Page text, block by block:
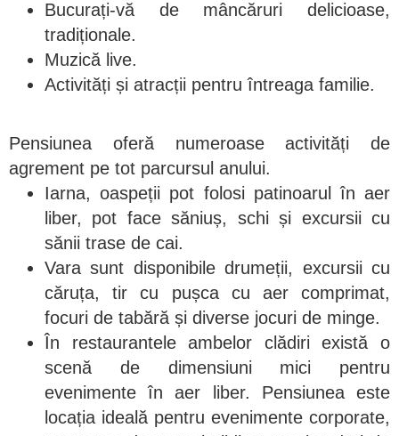
Bucurați-vă de mâncăruri delicioase,
tradiționale.
Muzică live.
Activități și atracții pentru întreaga familie.
Pensiunea oferă numeroase activități de
agrement pe tot parcursul anului.
Iarna, oaspeții pot folosi patinoarul în aer
liber, pot face săniuș, schi și excursii cu
sănii trase de cai.
Vara sunt disponibile drumeții, excursii cu
căruța, tir cu pușca cu aer comprimat,
focuri de tabără și diverse jocuri de minge.
În restaurantele ambelor clădiri există o
scenă de dimensiuni mici pentru
evenimente în aer liber. Pensiunea este
locația ideală pentru evenimente corporate,